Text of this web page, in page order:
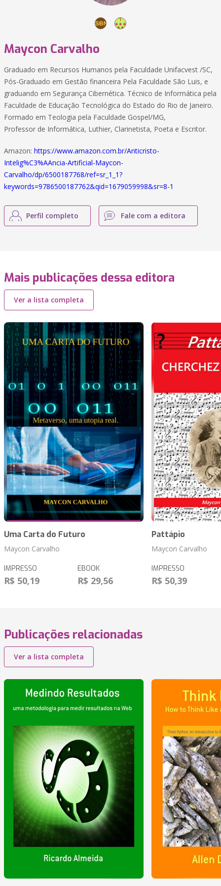
Maycon Carvalho
Graduado em Recursos Humanos pela Faculdade Unifacvest /SC,
Pós-Graduado em Gestão financeira Pela Faculdade São Luis, e
graduando em Segurança Cibernética. Técnico de Informática pela
Faculdade de Educação Tecnológica do Estado do Rio de Janeiro.
Formado em Teologia pela Faculdade Gospel/MG,
Professor de Informática, Luthier, Clarinetista, Poeta e Escritor.
Amazon: https://www.amazon.com.br/Anticristo-
Intelig%C3%AAncia-Artificial-Maycon-
Carvalho/dp/6500187768/ref=sr_1_1?
keywords=9786500187762&qid=1679059998&sr=8-1
Perfil completo Fale com a editora
Mais publicações dessa editora
Ver a lista completa
Uma Carta do Futuro
Maycon Carvalho
IMPRESSO
R$ 50,19
EBOOK
R$ 29,56
Pattápio
Maycon Carvalho
IMPRESSO
R$ 50,39
Publicações relacionadas
Ver a lista completa